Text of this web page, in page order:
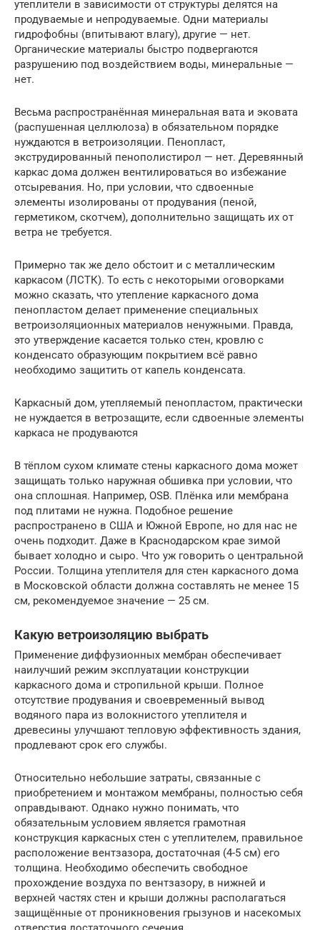
утеплители в зависимости от структуры делятся на
продуваемые и непродуваемые. Одни материалы
гидрофобны (впитывают влагу), другие — нет.
Органические материалы быстро подвергаются
разрушению под воздействием воды, минеральные —
нет.
Весьма распространённая минеральная вата и эковата
(распушенная целлюлоза) в обязательном порядке
нуждаются в ветроизоляции. Пенопласт,
экструдированный пенополистирол — нет. Деревянный
каркас дома должен вентилироваться во избежание
отсыревания. Но, при условии, что сдвоенные
элементы изолированы от продувания (пеной,
герметиком, скотчем), дополнительно защищать их от
ветра не требуется.
Примерно так же дело обстоит и с металлическим
каркасом (ЛСТК). То есть с некоторыми оговорками
можно сказать, что утепление каркасного дома
пенопластом делает применение специальных
ветроизоляционных материалов ненужными. Правда,
это утверждение касается только стен, кровлю с
конденсато образующим покрытием всё равно
необходимо защитить от капель конденсата.
Каркасный дом, утепляемый пенопластом, практически
не нуждается в ветрозащите, если сдвоенные элементы
каркаса не продуваются
В тёплом сухом климате стены каркасного дома может
защищать только наружная обшивка при условии, что
она сплошная. Например, OSB. Плёнка или мембрана
под плитами не нужна. Подобное решение
распространено в США и Южной Европе, но для нас не
очень подходит. Даже в Краснодарском крае зимой
бывает холодно и сыро. Что уж говорить о центральной
России. Толщина утеплителя для стен каркасного дома
в Московской области должна составлять не менее 15
см, рекомендуемое значение — 25 см.
Какую ветроизоляцию выбрать
Применение диффузионных мембран обеспечивает
наилучший режим эксплуатации конструкции
каркасного дома и стропильной крыши. Полное
отсутствие продувания и своевременный вывод
водяного пара из волокнистого утеплителя и
древесины улучшают тепловую эффективность здания,
продлевают срок его службы.
Относительно небольшие затраты, связанные с
приобретением и монтажом мембраны, полностью себя
оправдывают. Однако нужно понимать, что
обязательным условием является грамотная
конструкция каркасных стен с утеплителем, правильное
расположение вентзазора, достаточная (4-5 см) его
толщина. Необходимо обеспечить свободное
прохождение воздуха по вентзазору, в нижней и
верхней частях стен и крыши должны располагаться
защищённые от проникновения грызунов и насекомых